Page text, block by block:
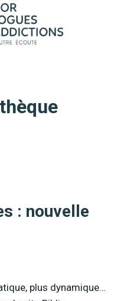
: nouvelle
plus dynamique…